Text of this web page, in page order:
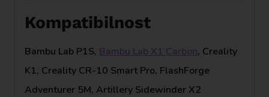
Kompatibilnost
Bambu Lab P1S, Bambu Lab X1 Carbon, Creality
K1, Creality CR-10 Smart Pro, FlashForge
Adventurer 5M, Artillery Sidewinder X2